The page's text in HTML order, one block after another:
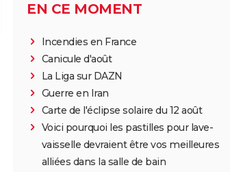
EN CE MOMENT
Incendies en France
Canicule d'août
La Liga sur DAZN
Guerre en Iran
Carte de l'éclipse solaire du 12 août
Voici pourquoi les pastilles pour lave-
vaisselle devraient être vos meilleures
alliées dans la salle de bain